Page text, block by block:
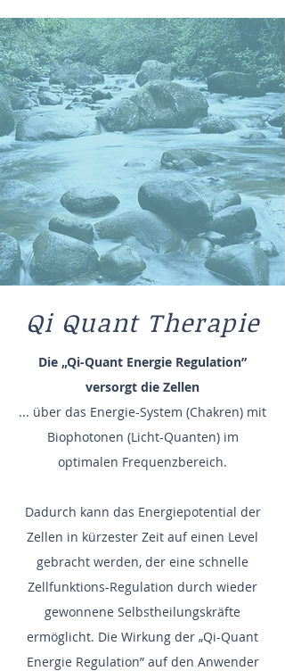
Qi Quant Therapie
Die „Qi-Quant Energie Regulation”
versorgt die Zellen
... über das Energie-System (Chakren) mit
Biophotonen (Licht-Quanten) im
optimalen Frequenzbereich.
Dadurch kann das Energiepotential der
Zellen in kürzester Zeit auf einen Level
gebracht werden, der eine schnelle
Zellfunktions-Regulation durch wieder
gewonnene Selbstheilungskräfte
ermöglicht. Die Wirkung der „Qi-Quant
Energie Regulation” auf den Anwender